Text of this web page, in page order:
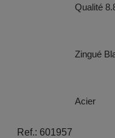
Qualité
Zingué
Acier
Ref.: 601957